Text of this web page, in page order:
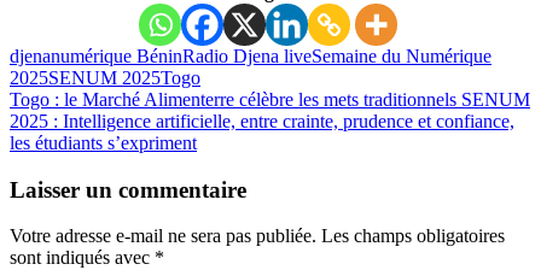
djenanumérique BéninRadio Djena liveSemaine du Numérique
2025SENUM 2025Togo
Togo : le Marché Alimenterre célèbre les mets traditionnels SENUM
2025 : Intelligence artificielle, entre crainte, prudence et confiance,
les étudiants s’expriment
Laisser un commentaire
Votre adresse e-mail ne sera pas publiée. Les champs obligatoires
sont indiqués avec *